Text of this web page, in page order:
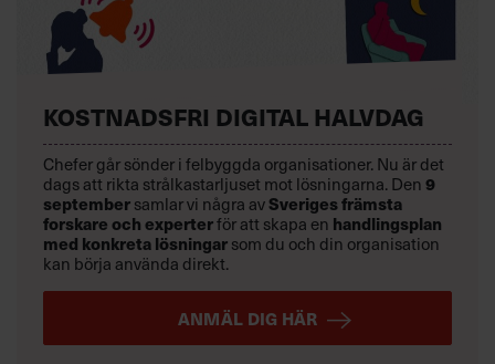
KOSTNADSFRI DIGITAL HALVDAG
Chefer går sönder i felbyggda organisationer. Nu är det
dags att rikta strålkastarljuset mot lösningarna. Den9
septembersamlar vi några avSveriges främsta
forskare och experterför att skapa en handlingsplan
med konkreta lösningarsom du och din organisation
kan börja använda direkt.
ANMÄL DIG HÄR